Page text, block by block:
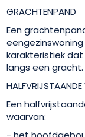
GRACHTENPAND
Een
karakteristiek
langs een gracht.
Een
waarvan: